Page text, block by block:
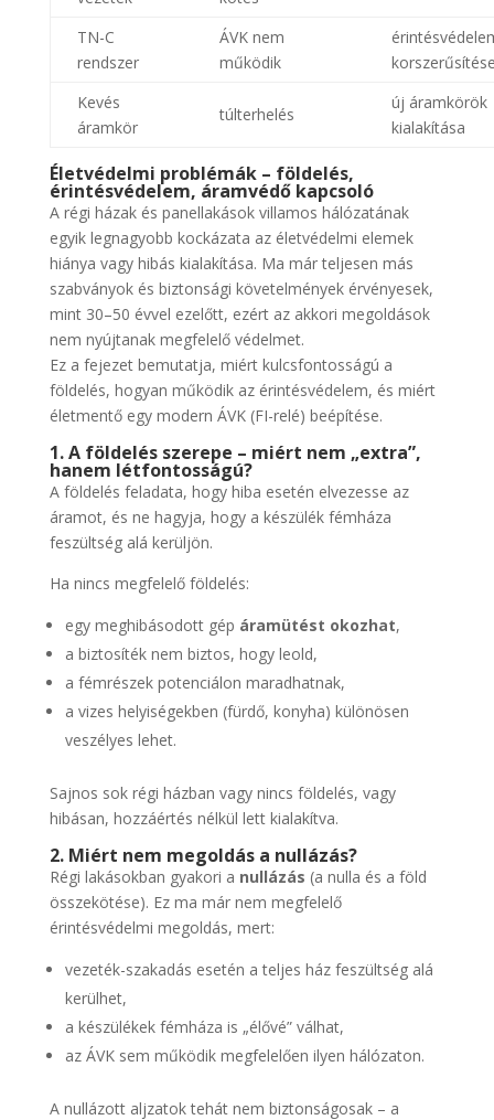
TN-C
rendszer
ÁVK nem
működik
Kevés
áramkör
túlterhelés
új áramkörök
kialakítása
Életvédelmi problémák – földelés,
érintésvédelem, áramvédő kapcsoló
A régi házak és panellakások villamos hálózatának
egyik legnagyobb kockázata az életvédelmi elemek
hiánya vagy hibás kialakítása. Ma már teljesen más
szabványok és biztonsági követelmények érvényesek,
mint 30–50 évvel ezelőtt, ezért az akkori megoldások
nem nyújtanak megfelelő védelmet.
Ez a fejezet bemutatja, miért kulcsfontosságú a
földelés, hogyan működik az érintésvédelem, és miért
életmentő egy modern ÁVK (FI-relé) beépítése.
1. A földelés szerepe – miért nem „extra”,
hanem létfontosságú?
A földelés feladata, hogy hiba esetén elvezesse az
áramot, és ne hagyja, hogy a készülék fémháza
feszültség alá kerüljön.
Ha nincs megfelelő földelés:
egy meghibásodott gép áramütést okozhat,
a biztosíték nem biztos, hogy leold,
a fémrészek potenciálon maradhatnak,
a vizes helyiségekben (fürdő, konyha) különösen
veszélyes lehet.
Sajnos sok régi házban vagy nincs földelés, vagy
hibásan, hozzáértés nélkül lett kialakítva.
2. Miért nem megoldás a nullázás?
Régi lakásokban gyakori a nullázás (a nulla és a föld
összekötése). Ez ma már nem megfelelő
érintésvédelmi megoldás, mert:
vezeték-szakadás esetén a teljes ház feszültség alá
kerülhet,
a készülékek fémháza is „élővé” válhat,
az ÁVK sem működik megfelelően ilyen hálózaton.
A nullázott aljzatok tehát nem biztonságosak – a